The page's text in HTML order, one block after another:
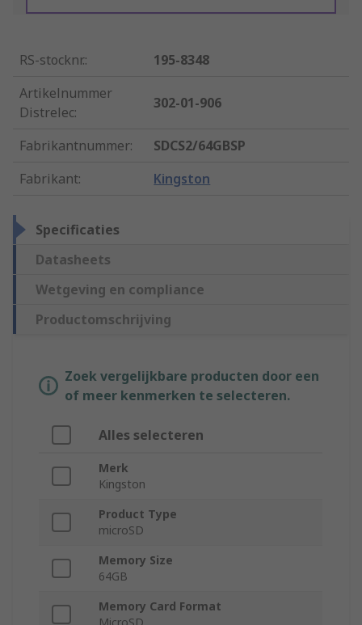
RS-stocknr.:
195-8348
Artikelnummer
Distrelec:
302-01-906
Fabrikantnummer:
SDCS2/64GBSP
Fabrikant: Kingston
Specificaties
Datasheets
Wetgeving en compliance
Productomschrijving
Zoek vergelijkbare producten door een
of meer kenmerken te selecteren.
Alles selecteren
Merk
Kingston
Product Type
microSD
Memory Size
64GB
Memory Card Format